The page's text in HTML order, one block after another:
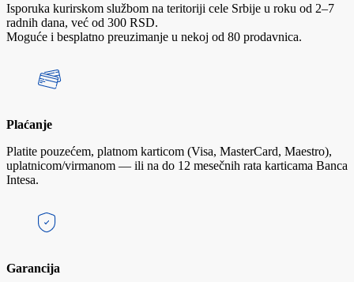
Isporuka kurirskom službom na teritoriji cele Srbije u roku od 2–7
radnih dana, već od 300 RSD.
Moguće i besplatno preuzimanje u nekoj od 80 prodavnica.
Plaćanje
Platite pouzećem, platnom karticom (Visa, MasterCard, Maestro),
uplatnicom/virmanom — ili na do 12 mesečnih rata karticama Banca
Intesa.
Garancija